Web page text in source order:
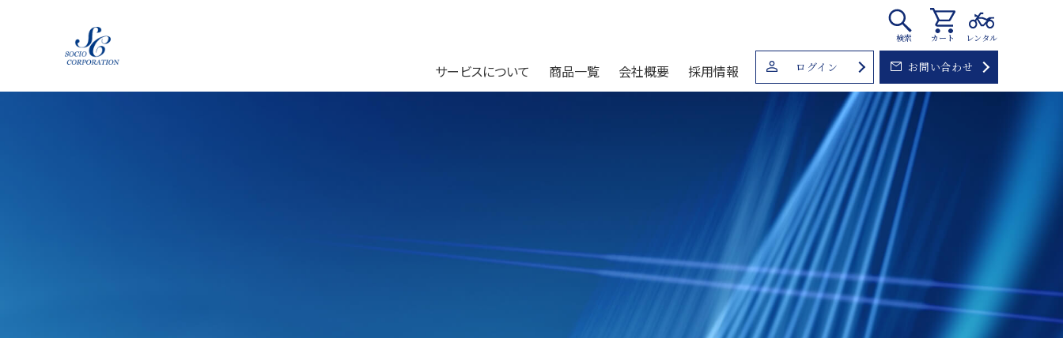
検索 カート レンタル
サービスについて 商品一覧 会社概要 採用情報 ログイン お問い合わせ